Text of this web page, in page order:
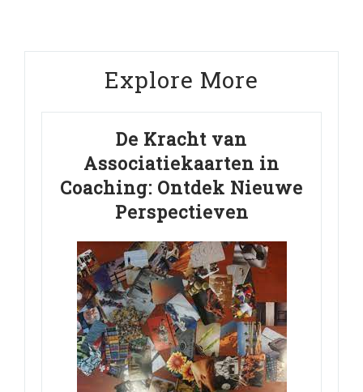
Explore More
De Kracht van
Associatiekaarten in
Coaching: Ontdek Nieuwe
Perspectieven